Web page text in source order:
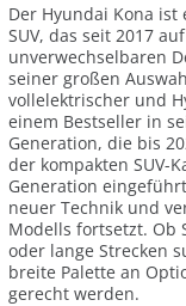
Der Hyundai Kona
SUV, das seit 2017
unverwechselbaren
seiner großen
vollelektrischer und
einem Bestseller in
Generation, die bis
der kompakten SUV-
Generation
neuer Technik und
Modells fortsetzt. Ob
oder lange Strecken
breite Palette an
gerecht werden.